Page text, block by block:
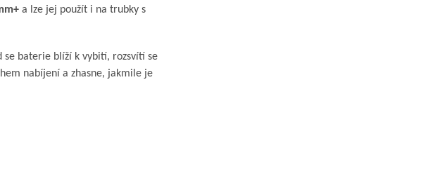
a lze jej použít i na trubky s
se baterie blíží k vybití, rozsvítí se
nabíjení a zhasne, jakmile je